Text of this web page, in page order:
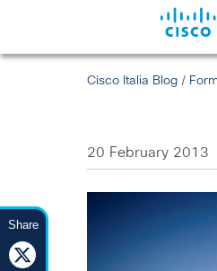
Share
Cisco Italia Blog /
20 February 2013